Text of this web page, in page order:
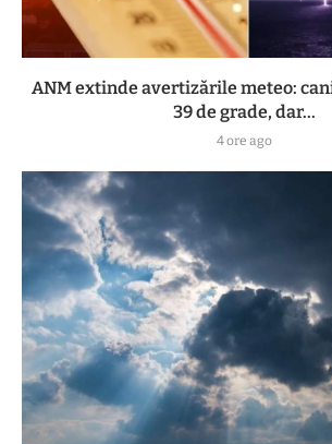
ANM extinde avertizările meteo:
39 de grade, dar...
4 ore ago